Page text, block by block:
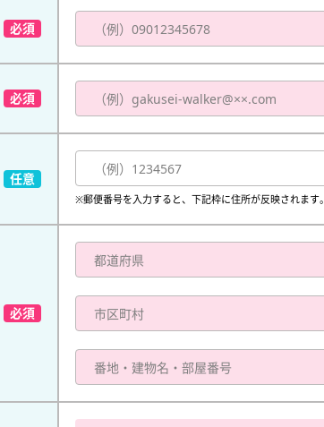
※郵便番号を入力すると、下記枠に住所が反映されます。